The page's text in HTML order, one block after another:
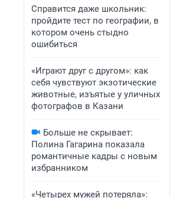
Справится даже школьник:
пройдите тест по географии, в
котором очень стыдно
ошибиться
«Играют друг с другом»: как
себя чувствуют экзотические
животные, изъятые у уличных
фотографов в Казани
Больше не скрывает:
Полина Гагарина показала
романтичные кадры с новым
избранником
«Четырех мужей потеряла»: